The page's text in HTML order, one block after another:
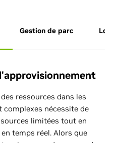
Gestion de parc
ressources dans les
nécessite de
limitées tout en
temps réel. Alors que